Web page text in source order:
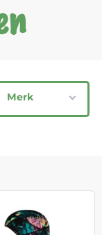
Merk